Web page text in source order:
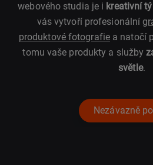
webového studia je i kreativní
vás vytvoří profesionální
produktové fotografiea natočí
tomu vaše produkty a služby
světle.
Nezávazně